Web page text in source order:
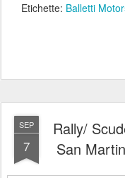
Etichette: Balletti
SEP
7
Rally/
San